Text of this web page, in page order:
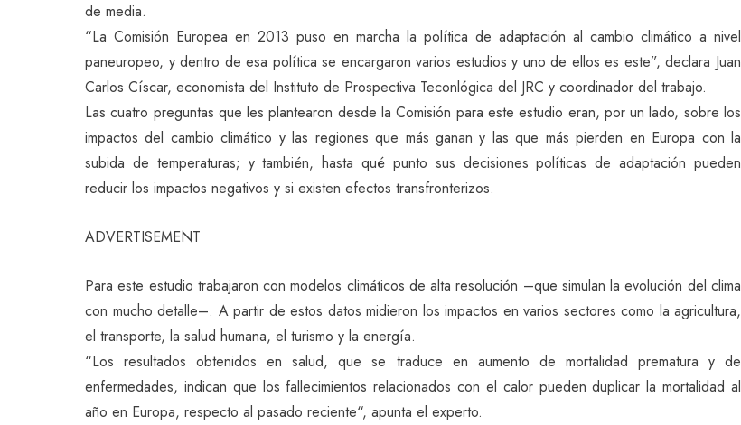
de media.
“La Comisión Europea en 2013 puso en marcha la política de adaptación al cambio climático a nivel
paneuropeo, y dentro de esa política se encargaron varios estudios y uno de ellos es este”, declara Juan
Carlos Císcar, economista del Instituto de Prospectiva Teconlógica del JRC y coordinador del trabajo.
Las cuatro preguntas que les plantearon desde la Comisión para este estudio eran, por un lado, sobre los
impactos del cambio climático y las regiones que más ganan y las que más pierden en Europa con la
subida de temperaturas; y también, hasta qué punto sus decisiones políticas de adaptación pueden
reducir los impactos negativos y si existen efectos transfronterizos.
ADVERTISEMENT
Para este estudio trabajaron con modelos climáticos de alta resolución –que simulan la evolución del clima
con mucho detalle–. A partir de estos datos midieron los impactos en varios sectores como la agricultura,
el transporte, la salud humana, el turismo y la energía.
“Los resultados obtenidos en salud, que se traduce en aumento de mortalidad prematura y de
enfermedades, indican que los fallecimientos relacionados con el calor pueden duplicar la mortalidad al
año en Europa, respecto al pasado reciente“, apunta el experto.